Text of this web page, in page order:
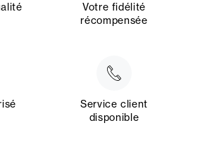
Votre fidélité
récompensée
Service client
disponible